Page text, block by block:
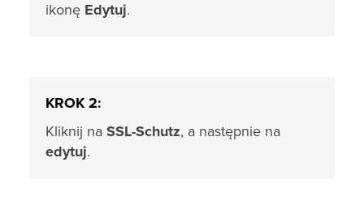
ikonę Edytuj.
KROK 2:
Kliknij na SSL-Schutz, a następnie na
edytuj.